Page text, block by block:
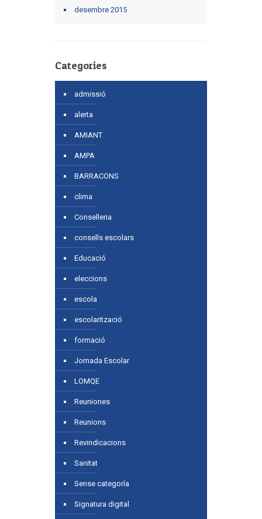
desembre 2015
Categories
admissió
alerta
AMIANT
AMPA
BARRACONS
clima
Conselleria
consells escolars
Educació
eleccions
escola
escolarització
formació
Jornada Escolar
LOMQE
Reuniones
Reunions
Revindicacions
Sanitat
Sense categoría
Signatura digital